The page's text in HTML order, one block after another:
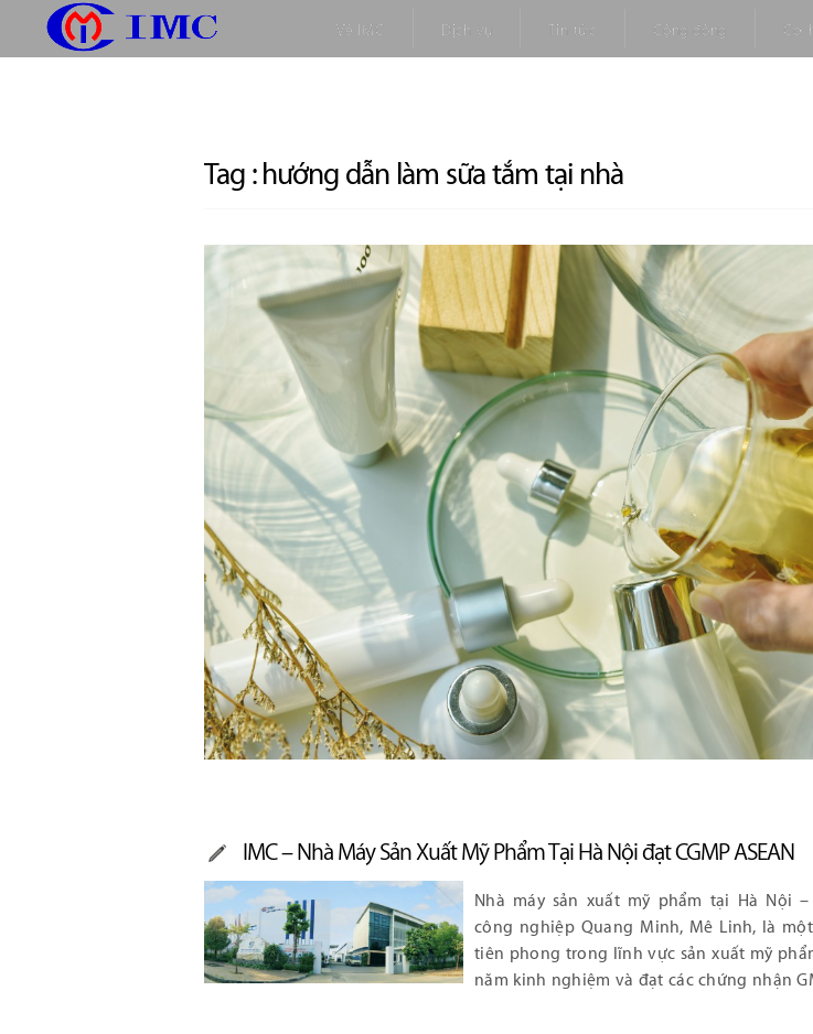
Về IMC Dịch vụ Tin tức Cộng đồng Cơ
Tag : hướng dẫn làm sữa tắm tại nhà
IMC – Nhà Máy Sản Xuất Mỹ Phẩm Tại Hà Nội đạt CGMP ASEAN
Nhà máy sản xuất mỹ phẩm tại Hà Nội
công nghiệp Quang Minh, Mê Linh, là
tiên phong trong lĩnh vực sản xuất mỹ
năm kinh nghiệm và đạt các chứng nhận